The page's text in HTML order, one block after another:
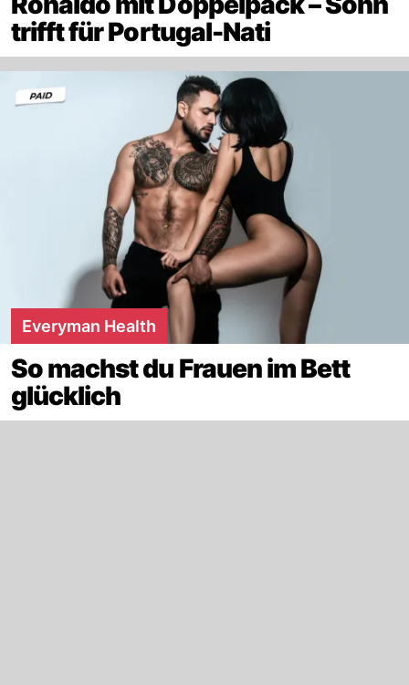
trifft für Portugal-Nati
Everyman Health
So machst du Frauen im Bett
glücklich